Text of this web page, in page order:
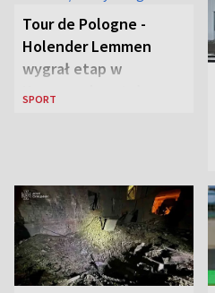
Tour de Pologne -
Holender Lemmen
wygrał etap w
Karpaczu i został
SPORT